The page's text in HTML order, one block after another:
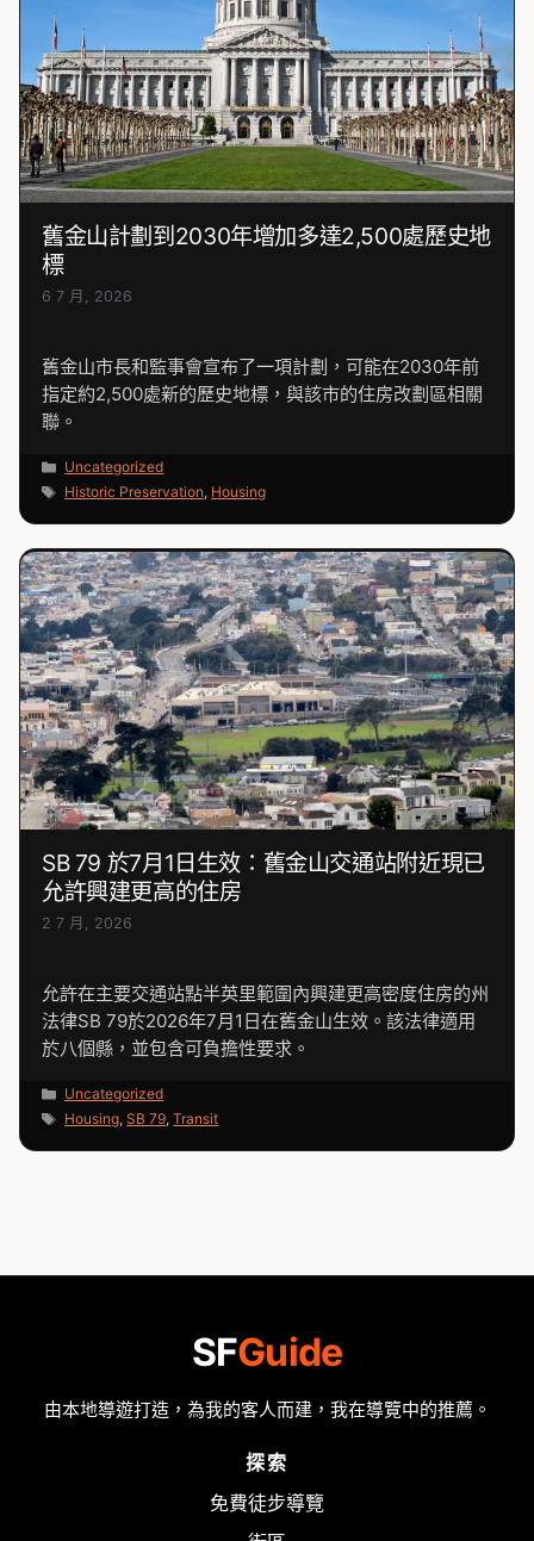
舊金山計劃到2030年增加多達2,500處歷史地
標
6 7 月, 2026
舊金山市長和監事會宣布了一項計劃，可能在2030年前
指定約2,500處新的歷史地標，與該市的住房改劃區相關
聯。
分
類
Uncategorized
標
Historic Preservation, Housing
SB 79 於7月1日生效：舊金山交通站附近現已
允許興建更高的住房
2 7 月, 2026
允許在主要交通站點半英里範圍內興建更高密度住房的州
法律SB 79於2026年7月1日在舊金山生效。該法律適用
於八個縣，並包含可負擔性要求。
分
類
Uncategorized
標
Housing,SB 79,Transit
SFGuide
由本地導遊打造，為我的客人而建，我在導覽中的推薦。
探索
免費徒步導覽